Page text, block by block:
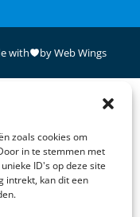
zoals cookies om
in te stemmen met
ID's op deze site
intrekt, kan dit een
with by Web Wings